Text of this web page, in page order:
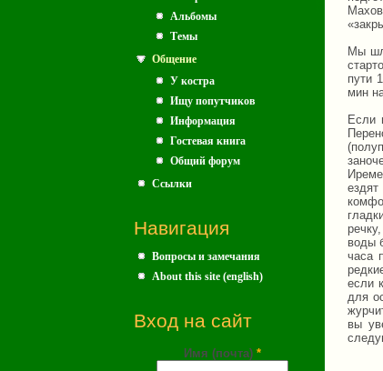
Альбомы
Темы
Общение
У костра
Ищу попутчиков
Информация
Гостевая книга
Общий форум
Ссылки
Навигация
Вопросы и замечания
About this site (english)
Вход на сайт
Имя (почта) *
Мы
пути
мин
Если
воды
часа
если
для
вы